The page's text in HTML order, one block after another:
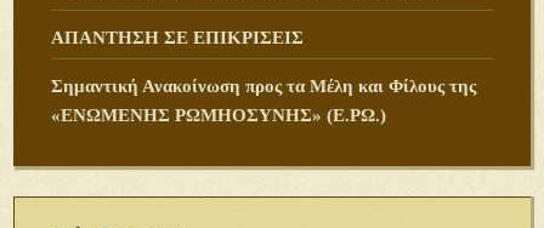
ΑΠΑΝΤΗΣΗ ΣΕ ΕΠΙΚΡΙΣΕΙΣ
Σημαντική Ανακοίνωση προς τα Μέλη και Φίλους της
«ΕΝΩΜΕΝΗΣ ΡΩΜΗΟΣΥΝΗΣ» (Ε.ΡΩ.)